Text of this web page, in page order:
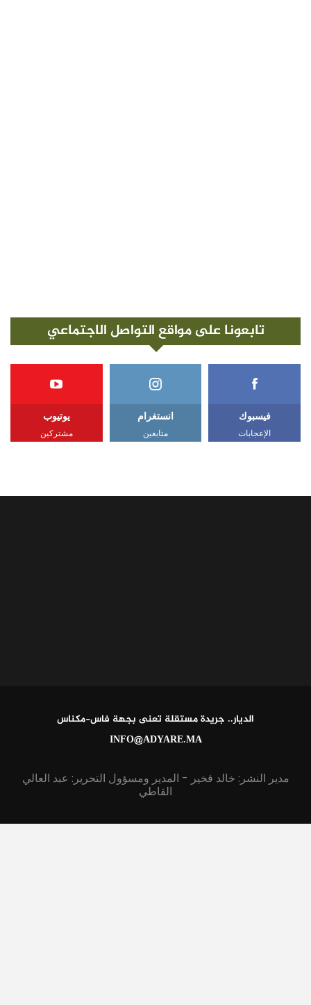
تابعونا على مواقع التواصل الاجتماعي
فيسبوك
الإعجابات
انستغرام
متابعين
يوتيوب
مشتركين
الديار.. جريدة مستقلة تعنى بجهة فاس-مكناس
INFO@ADYARE.MA
مدير النشر: خالد فخير - المدير ومسؤول التحرير: عبد العالي
القاطي